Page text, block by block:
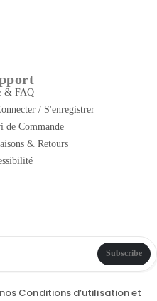
& FAQ
/ S'enregistrer
de Commande
& Retours
Subscribe
Conditions d’utilisationet